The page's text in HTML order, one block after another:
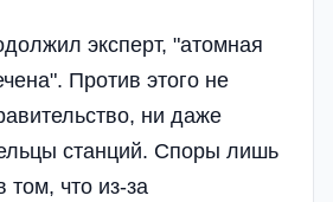
эксперт, "атомная
Против этого не
ни даже
станций. Споры лишь
том, что из-за